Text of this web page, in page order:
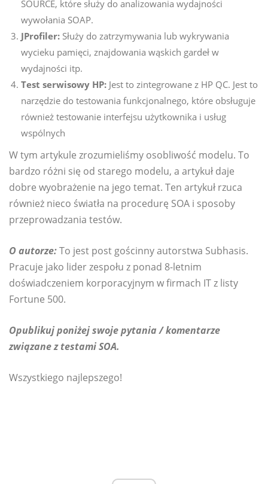
SOURCE, które służy do analizowania wydajności
wywołania SOAP.
JProfiler: Służy do zatrzymywania lub wykrywania
wycieku pamięci, znajdowania wąskich gardeł w
wydajności itp.
Test serwisowy HP: Jest to zintegrowane z HP QC. Jest to
narzędzie do testowania funkcjonalnego, które obsługuje
również testowanie interfejsu użytkownika i usług
wspólnych
W tym artykule zrozumieliśmy osobliwość modelu. To
bardzo różni się od starego modelu, a artykuł daje
dobre wyobrażenie na jego temat. Ten artykuł rzuca
również nieco światła na procedurę SOA i sposoby
przeprowadzania testów.
O autorze:To jest post gościnny autorstwa Subhasis.
Pracuje jako lider zespołu z ponad 8-letnim
doświadczeniem korporacyjnym w firmach IT z listy
Fortune 500.
Opublikuj poniżej swoje pytania / komentarze
związane z testami SOA.
Wszystkiego najlepszego!